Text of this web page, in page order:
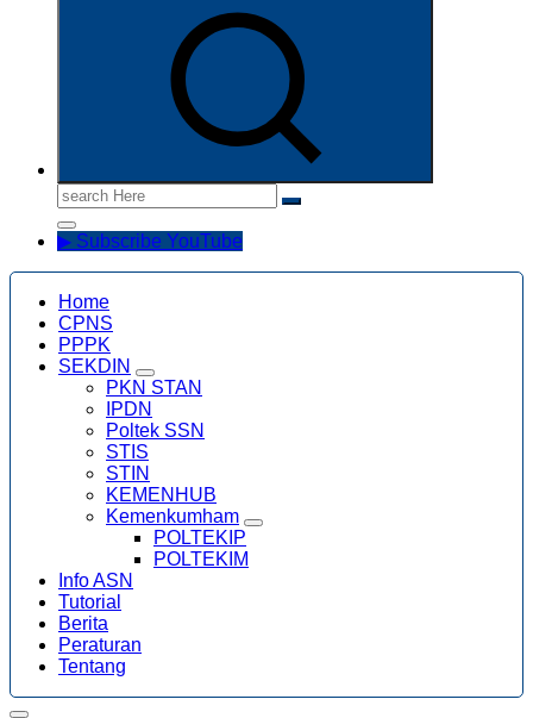
Search
for:
▶ Subscribe YouTube
Home
CPNS
PPPK
SEKDIN
PKN STAN
IPDN
Poltek SSN
STIS
STIN
KEMENHUB
Kemenkumham
POLTEKIP
POLTEKIM
Info ASN
Tutorial
Berita
Peraturan
Tentang